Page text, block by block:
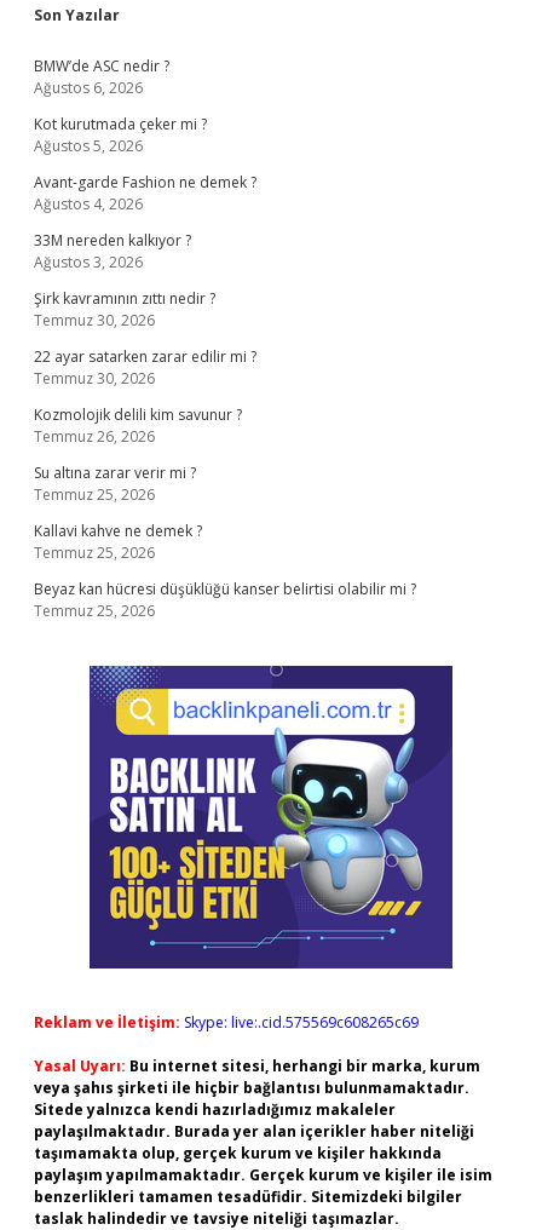
Sidebar
Son Yazılar
BMW’de ASC nedir ?
Ağustos 6, 2026
Kot kurutmada çeker mi ?
Ağustos 5, 2026
Avant-garde Fashion ne demek ?
Ağustos 4, 2026
33M nereden kalkıyor ?
Ağustos 3, 2026
Şirk kavramının zıttı nedir ?
Temmuz 30, 2026
22 ayar satarken zarar edilir mi ?
Temmuz 30, 2026
Kozmolojik delili kim savunur ?
Temmuz 26, 2026
Su altına zarar verir mi ?
Temmuz 25, 2026
Kallavi kahve ne demek ?
Temmuz 25, 2026
Beyaz kan hücresi düşüklüğü kanser belirtisi olabilir mi ?
Temmuz 25, 2026
Reklam ve İletişim: Skype: live:.cid.575569c608265c69
Yasal Uyarı: Bu internet sitesi, herhangi bir marka, kurum
veya şahıs şirketi ile hiçbir bağlantısı bulunmamaktadır.
Sitede yalnızca kendi hazırladığımız makaleler
paylaşılmaktadır. Burada yer alan içerikler haber niteliği
taşımamakta olup, gerçek kurum ve kişiler hakkında
paylaşım yapılmamaktadır. Gerçek kurum ve kişiler ile isim
benzerlikleri tamamen tesadüfidir. Sitemizdeki bilgiler
taslak halindedir ve tavsiye niteliği taşımazlar.